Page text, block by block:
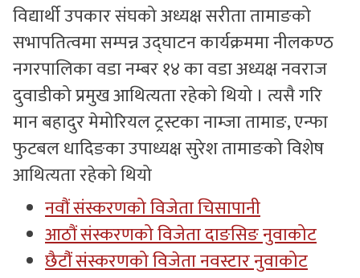
विद्यार्थी उपकार संघको अध्यक्ष सरीता तामाङको
सभापतित्वमा सम्पन्न उद्घाटन कार्यक्रममा नीलकण्ठ
नगरपालिका वडा नम्बर १४ का वडा अध्यक्ष नवराज
दुवाडीको प्रमुख आथित्यता रहेको थियो । त्यसै गरि
मान बहादुर मेमोरियल ट्रस्टका नाम्जा तामाङ, एन्फा
फुटबल धादिङका उपाध्यक्ष सुरेश तामाङको विशेष
आथित्यता रहेको थियो
नवौं संस्करणको विजेता चिसापानी
आठौं संस्करणको विजेता दाङसिङ नुवाकोट
छैटौंं संस्करणको विजेता नवस्टार नुवाकोट